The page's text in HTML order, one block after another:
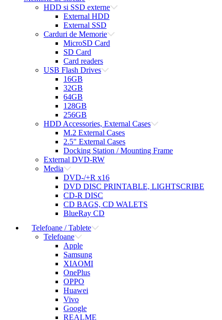
HDD si SSD externe
External HDD
External SSD
Carduri de Memorie
MicroSD Card
SD Card
Card readers
USB Flash Drives
16GB
32GB
64GB
128GB
256GB
HDD Accessories, External Cases
M.2 External Cases
2.5" External Cases
Docking Station / Mounting Frame
External DVD-RW
Media
DVD-/+R x16
DVD DISC PRINTABLE, LIGHTSCRIBE
CD-R DISC
CD BAGS, CD WALETS
BlueRay CD
Telefoane / Tablete
Telefoane
Apple
Samsung
XIAOMI
OnePlus
OPPO
Huawei
Vivo
Google
REALME